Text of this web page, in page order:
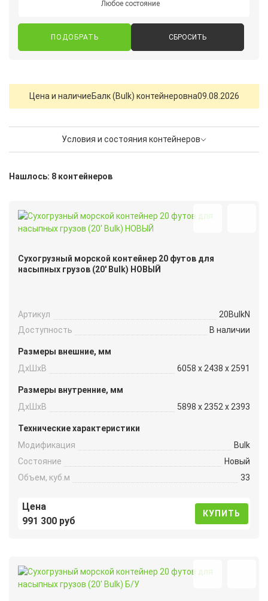
Любое состояние
СБРОСИТЬ
Цена и наличиеБалк (Bulk) контейнеровна09.08.2026
Условия и состояния контейнеров
Нашлось: 8 контейнеров
Сухогрузный морской контейнер 20 футов для
насыпных грузов (20′ Bulk) НОВЫЙ
Артикул
20BulkN
Доступность
В наличии
Размеры внешние, мм
ДxШxВ
6058 x 2438 x 2591
Размеры внутренние, мм
ДxШxВ
5898 x 2352 x 2393
Технические характеристики
Модификация
Bulk
Состояние
Новый
Объем, куб.м
33
Цена
991 300 руб
КУПИТЬ